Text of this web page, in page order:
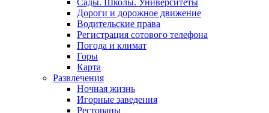
Сады. Школы. Университеты
Дороги и дорожное движение
Водительские права
Регистрация сотового телефона
Погода и климат
Горы
Карта
Развлечения
Ночная жизнь
Игорные заведения
Рестораны